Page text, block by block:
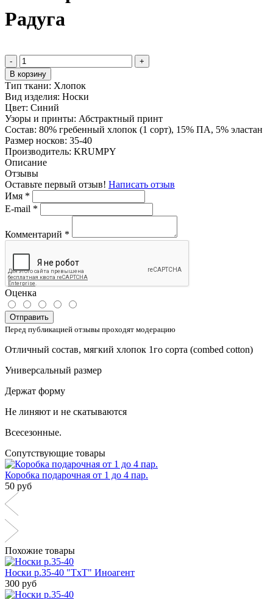
Радуга
-
+
В корзину
Тип ткани: Хлопок
Вид изделия: Носки
Цвет: Синий
Узоры и принты: Абстрактный принт
Состав: 80% гребенный хлопок (1 сорт), 15% ПА, 5% эластан
Размер носков: 35-40
Производитель: KRUMPY
Описание
Отзывы
Оставьте первый отзыв! Написать отзыв
Имя *
E-mail *
Комментарий *
Оценка
Отправить
Перед публикацией отзывы проходят модерацию
Отличный состав, мягкий хлопок 1го сорта (combed cotton)
Универсальный размер
Держат форму
Не линяют и не скатываются
Всесезонные.
Сопутствующие товары
Коробка подарочная от 1 до 4 пар.
50 руб
Похожие товары
Носки р.35-40 "TxT" Иноагент
300 руб